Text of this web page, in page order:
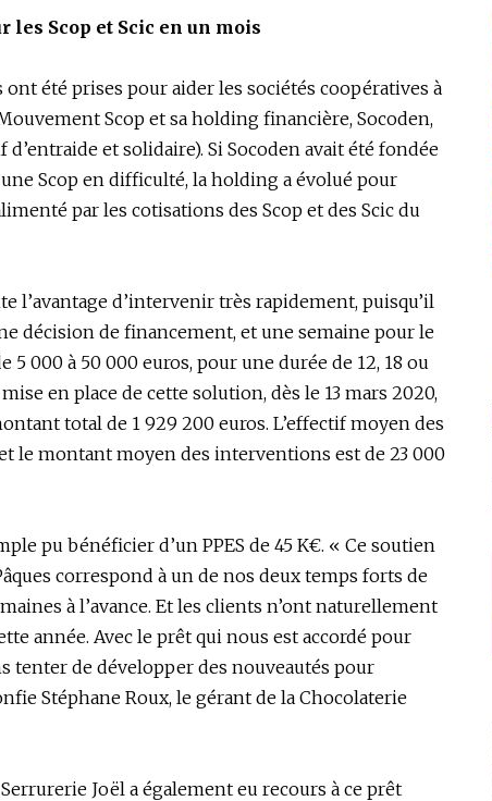
les Scop et Scic en un mois
été prises pour aider les sociétés coopératives à
Scop et sa holding financière, Socoden,
et solidaire). Si Socoden avait été fondée
Scop en difficulté, la holding a évolué pour
par les cotisations des Scop et des Scic du
l’avantage d’intervenir très rapidement, puisqu’il
décision de financement, et une semaine pour le
000 à 50 000 euros, pour une durée de 12, 18 ou
en place de cette solution, dès le 13 mars 2020,
total de 1 929 200 euros. L’effectif moyen des
le montant moyen des interventions est de 23 000
pu bénéficier d’un PPES de 45 K€. « Ce soutien
correspond à un de nos deux temps forts de
à l’avance. Et les clients n’ont naturellement
année. Avec le prêt qui nous est accordé pour
tenter de développer des nouveautés pour
Stéphane Roux, le gérant de la Chocolaterie
Joël a également eu recours à ce prêt